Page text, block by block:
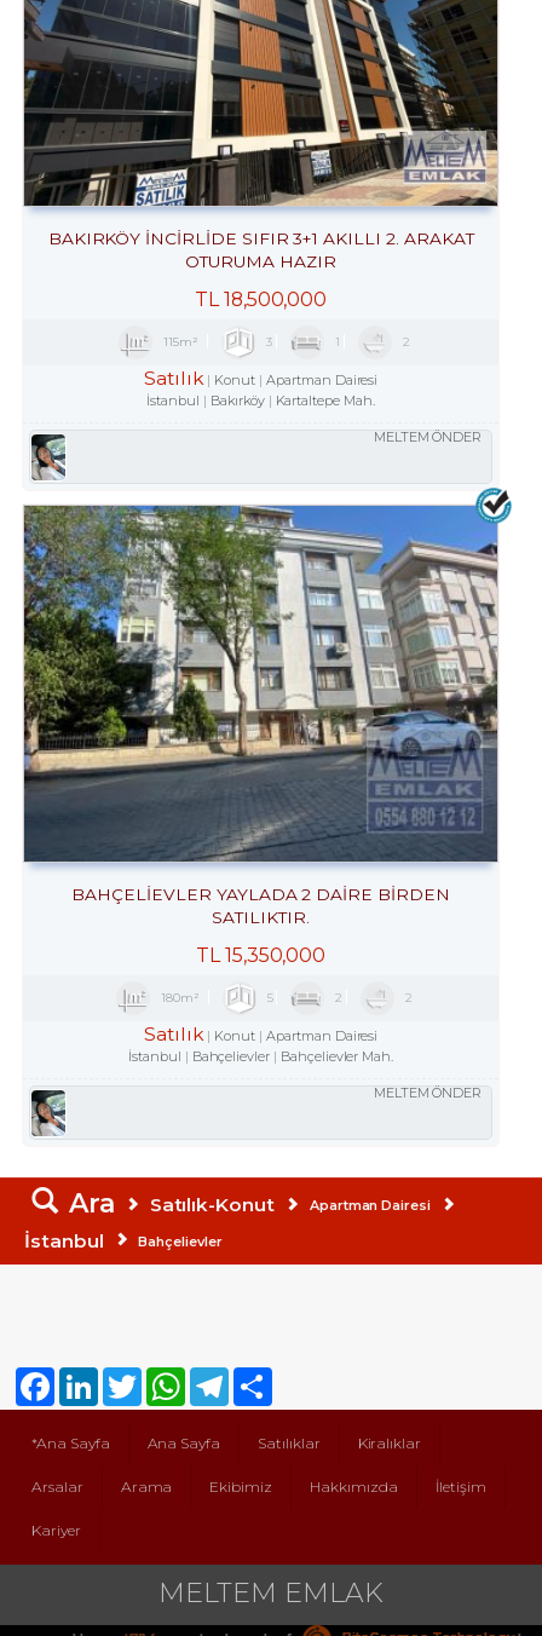
BAKIRKÖY İNCİRLİDE SIFIR 3+1 AKILLI 2. ARAKAT
OTURUMA HAZIR
TL18,500,000
115m² 3 1 2
Satılık Konut
Apartman Dairesi
İstanbul
Bakırköy Kartaltepe Mah.
MELTEM ÖNDER
BAHÇELİEVLER YAYLADA 2 DAİRE BİRDEN
SATILIKTIR.
TL15,350,000
180m² 5 2 2
Satılık Konut
Apartman Dairesi
İstanbul
Bahçelievler Bahçelievler Mah.
MELTEM ÖNDER
Ara Satılık-Konut Apartman Dairesi
İstanbul Bahçelievler
*Ana Sayfa Ana Sayfa Satılıklar Kiralıklar
Arsalar Arama Ekibimiz Hakkımızda İletişim
Kariyer
FacebookLinkedInTwitter WhatsAppTelegram
MELTEM EMLAK